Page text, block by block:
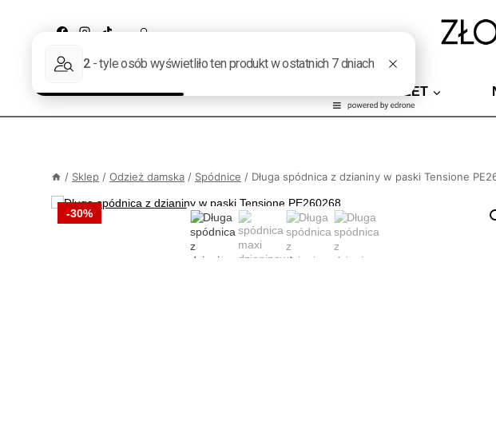
ODZIEŻ OBUWIE OUTLET
/ Sklep / Odzież damska / Spódnice / Długa spódnica z dzianiny w paski Tensione
-30%